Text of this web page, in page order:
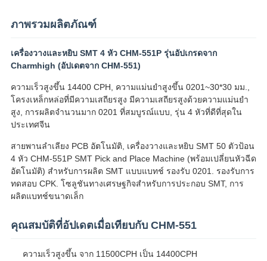
ภาพรวมผลิตภัณฑ์
เครื่องวางและหยิบ SMT 4 หัว CHM-551P รุ่นอัปเกรดจาก
Charmhigh (อัปเดตจาก CHM-551)
ความเร็วสูงขึ้น 14400 CPH, ความแม่นยำสูงขึ้น 0201~30*30 มม.,
โครงเหล็กหล่อที่มีความเสถียรสูง มีความเสถียรสูงด้วยความแม่นยำ
สูง, การผลิตจำนวนมาก 0201 ที่สมบูรณ์แบบ, รุ่น 4 หัวที่ดีที่สุดใน
ประเทศจีน
สายพานลำเลียง PCB อัตโนมัติ, เครื่องวางและหยิบ SMT 50 ตัวป้อน
4 หัว CHM-551P SMT Pick and Place Machine (พร้อมเปลี่ยนหัวฉีด
อัตโนมัติ) สำหรับการผลิต SMT แบบแบทช์ รองรับ 0201. รองรับการ
ทดสอบ CPK. โซลูชันทางเศรษฐกิจสำหรับการประกอบ SMT, การ
ผลิตแบทช์ขนาดเล็ก
คุณสมบัติที่อัปเดตเมื่อเทียบกับ CHM-551
ความเร็วสูงขึ้น จาก 11500CPH เป็น 14400CPH